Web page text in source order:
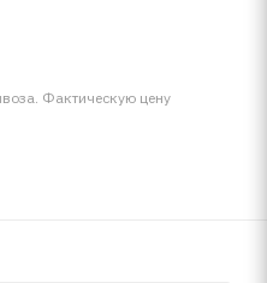
Фактическую цену